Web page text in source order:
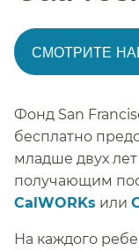
СМОТРИТЕ
Фонд San
бесплатно
младше двух
получающим
CalWORKs или
На каждого